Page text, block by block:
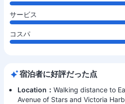
サービス
コスパ
宿泊者に好評だった点
Location： Walking distance to
Avenue of Stars and Victoria